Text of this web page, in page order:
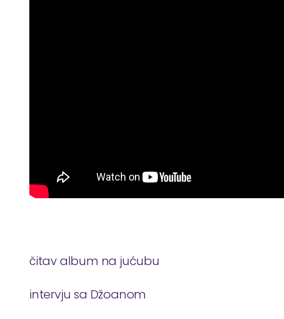
čitav album na jućubu
intervju sa Džoanom